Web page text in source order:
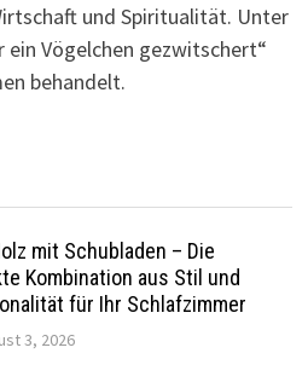
und Spiritualität. Unter
Vögelchen gezwitschert“
behandelt.
mit Schubladen – Die
Kombination aus Stil und
für Ihr Schlafzimmer
3, 2026